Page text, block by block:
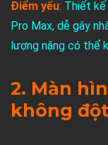
Điểm yếu: Thiết kế
Pro Max, dễ gây
lượng nặng có thể
2. Màn
không